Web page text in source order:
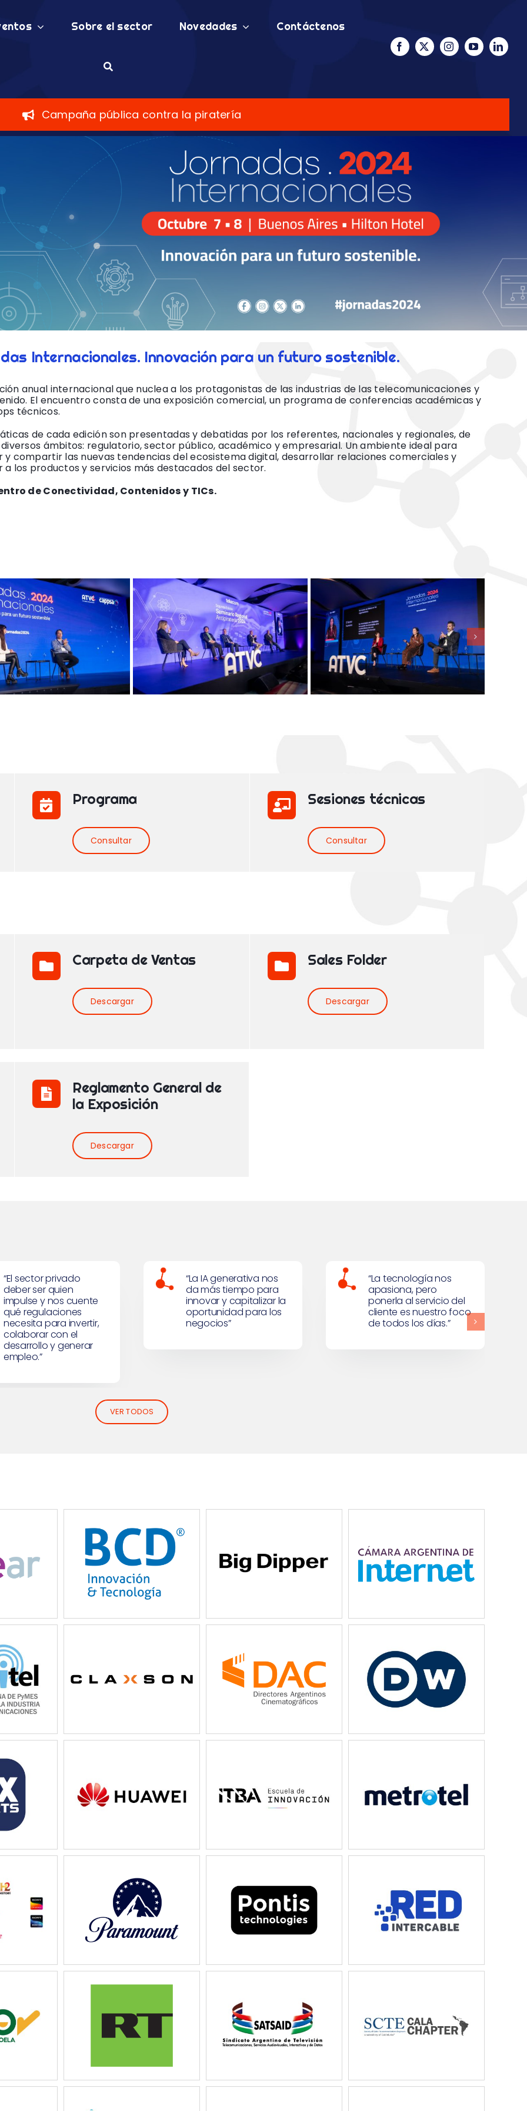
Sobre el sector Novedades Contáctenos
Campaña pública contra la piratería
Internacionales. Innovación para un futuro sostenible.
anual internacional que nuclea a los protagonistas de las industrias de las telecomunicaciones y
El encuentro consta de una exposición comercial, un programa de conferencias académicas y
técnicos.
de cada edición son presentadas y debatidas por los referentes, nacionales y regionales, de
ámbitos: regulatorio, sector público, académico y empresarial. Un ambiente ideal para
y compartir las nuevas tendencias del ecosistema digital, desarrollar relaciones comerciales y
a los productos y servicios más destacados del sector.
de Conectividad, Contenidos y TICs.
Programa
Consultar
Sesiones técnicas
Consultar
Carpeta de Ventas
Descargar
Sales Folder
Descargar
Reglamento General de
la Exposición
Descargar
La agenda temática
de la industria en
#Jornadas2024
#Jornadas2024
presenta el Programa
de sus Sesiones
Técnicas
#Jornadas2024 abre
período de pre-
acreditaciones